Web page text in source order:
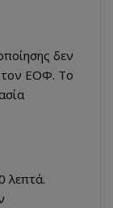
δεν
τον ΕΟΦ. Το
λεπτά.